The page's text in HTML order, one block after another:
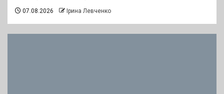
07.08.2026 Ірина Левченко